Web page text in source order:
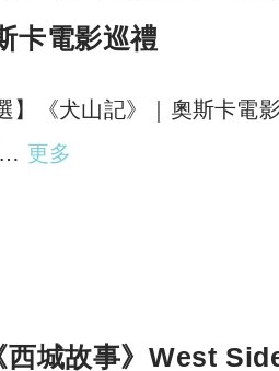
卡電影巡禮
】《犬山記》｜奧斯卡電
更多
西城故事》West